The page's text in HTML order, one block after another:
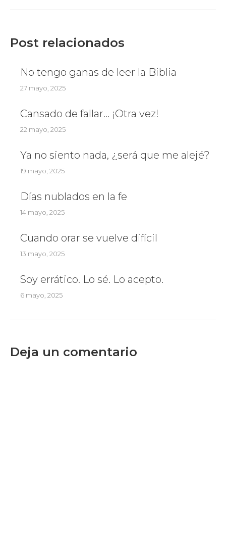
Post relacionados
No tengo ganas de leer la Biblia
27 mayo, 2025
Cansado de fallar… ¡Otra vez!
22 mayo, 2025
Ya no siento nada, ¿será que me alejé?
19 mayo, 2025
Días nublados en la fe
14 mayo, 2025
Cuando orar se vuelve difícil
13 mayo, 2025
Soy errático. Lo sé. Lo acepto.
6 mayo, 2025
Deja un comentario